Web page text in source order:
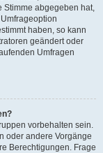
Stimme abgegeben hat,
haben, so kann
geändert oder
Umfragen
vorbehalten sein.
oder andere Vorgänge
Berechtigungen. Frage